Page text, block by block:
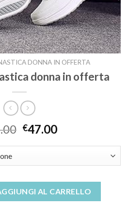
DONNA IN OFFERTA
donna in offerta
€47.00
donna in offerta quantità
AL CARRELLO